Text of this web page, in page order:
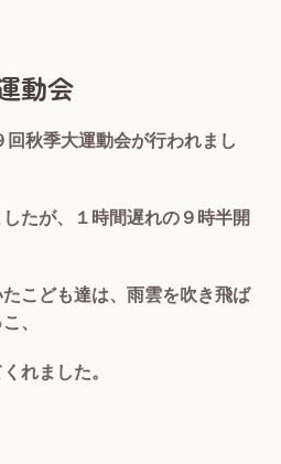
動会
回秋季大運動会が行われまし
たが、１時間遅れの９時半開
こども達は、雨雲を吹き飛ば
、
れました。